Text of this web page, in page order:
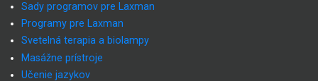
Sady programov pre Laxman
Programy pre Laxman
Svetelná terapia a biolampy
Masážne prístroje
Učenie jazykov